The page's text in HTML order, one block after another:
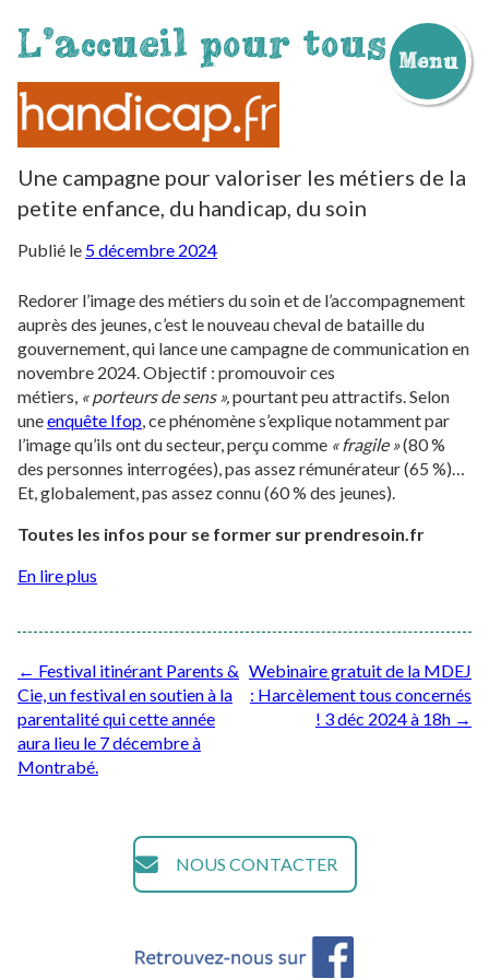
L'accueil pour tous Menu
Aller
au
contenu
Une campagne pour valoriser les métiers de la
petite enfance, du handicap, du soin
Publié le 5 décembre 2024
Redorer l’image des métiers du soin et de l’accompagnement
auprès des jeunes, c’est le nouveau cheval de bataille du
gouvernement, qui lance une campagne de communication en
novembre 2024. Objectif : promouvoir ces
métiers, « porteurs de sens », pourtant peu attractifs. Selon
uneenquête Ifop , ce phénomène s’explique notamment par
l’image qu’ils ont du secteur, perçu comme « fragile »(80 %
des personnes interrogées), pas assez rémunérateur (65 %)…
Et, globalement, pas assez connu (60 % des jeunes).
Toutes les infos pour se former sur prendresoin.fr
En lire plus
Post
navigation
← Festival itinérant Parents &
Cie, un festival en soutien à la
parentalité qui cette année
aura lieu le 7 décembre à
Montrabé.
Webinaire gratuit de la MDEJ
: Harcèlement tous concernés
! 3 déc 2024 à 18h →
NOUS CONTACTER